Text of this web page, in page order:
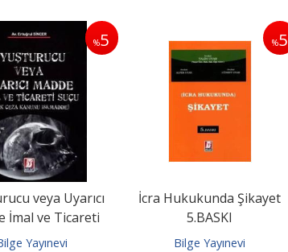
%5
veya Uyarıcı
İmal ve Ticareti
2.BASKI
Yayınevi
%5
İcra Hukukunda Şikayet
5.BASKI
Bilge Yayınevi